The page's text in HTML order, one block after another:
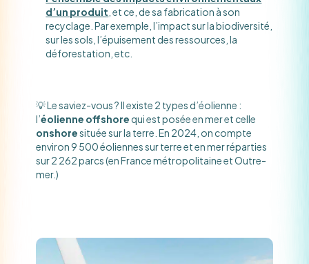
d’un produit , et ce, de sa fabrication à son
recyclage. Par exemple, l’impact sur la biodiversité,
sur les sols, l’épuisement des ressources, la
déforestation, etc.
💡 Le saviez-vous ? Il existe 2 types d’éolienne :
l’éolienne offshore qui est posée en mer et celle
onshoresituée sur la terre. En 2024, on compte
environ 9 500 éoliennes sur terre et en mer réparties
sur 2 262 parcs (en France métropolitaine et Outre-
mer.)